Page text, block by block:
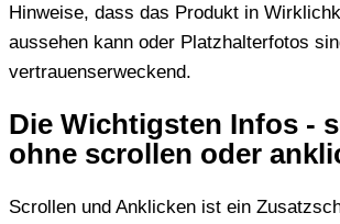
Hinweise, dass das Produkt in
aussehen kann oder Platzhalterfotos
vertrauenserweckend.
Die Wichtigsten Infos -
ohne scrollen oder
Scrollen und Anklicken ist ein